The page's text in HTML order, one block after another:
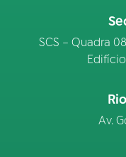
SCS – Quadra
Av.